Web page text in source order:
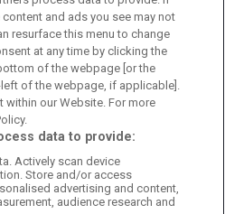
and ads you see may not
resurface this menu to change
at any time by clicking the
of the webpage [or the
of the webpage, if applicable].
within our Website. For more
data to provide:
Actively scan device
Store and/or access
advertising and content,
audience research and